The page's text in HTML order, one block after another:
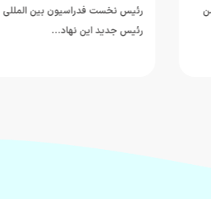
رئیس جدید این نهاد…